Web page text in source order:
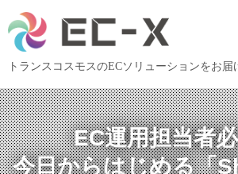
トランスコスモスのECソリューションをお届
TOP
サービス一覧
EC導入事例
EC運用担当者
今日からはじめる「